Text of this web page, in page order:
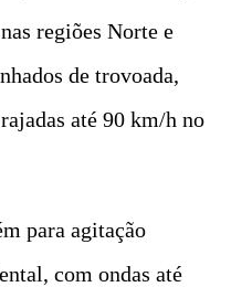
regiões Norte e
de trovoada,
até 90 km/h no
para agitação
com ondas até